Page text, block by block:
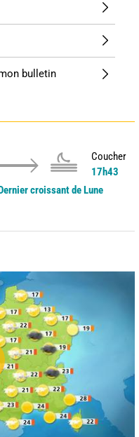
bulletin
Coucher
17h43
croissant de Lune